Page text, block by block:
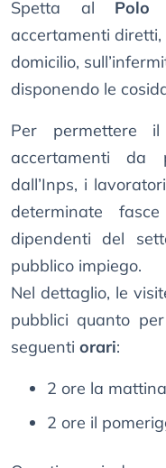
Spetta al Polo
accertamenti
domicilio,
disponendo le
Per permettere
accertamenti da
dall’Inps, i
determinate
dipendenti del
pubblico impiego.
Nel dettaglio, le
pubblici quanto
seguenti orari:
2 ore la
2 ore il